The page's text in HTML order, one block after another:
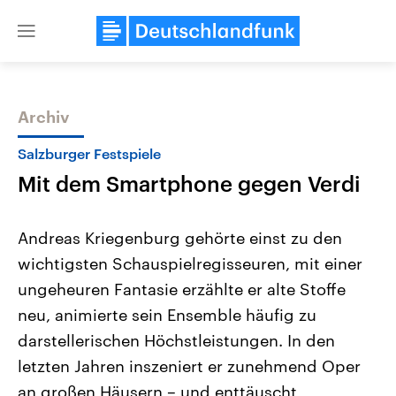
Close
Themen
Landtagswahl Sachsen-Anhalt
2026
Alle Informationen
Sachsen-Anhalt wählt am 6.
September 2026 einen neuen
Bundesland von einer Koalition aus
USA
Aktuelle Beiträge,
Hintergründe
Wirtschaftlich und
gehören die Vereinigten
den mächtigsten Ländern
mit großem Einfluss auf
Archiv
Salzburger Festspiele
Mit dem Smartphone gegen Verdi
Andreas Kriegenburg gehörte einst zu den
wichtigsten Schauspielregisseuren, mit einer
ungeheuren Fantasie erzählte er alte Stoffe
neu, animierte sein Ensemble häufig zu
darstellerischen Höchstleistungen. In den
letzten Jahren inszeniert er zunehmend Oper
an großen Häusern – und enttäuscht